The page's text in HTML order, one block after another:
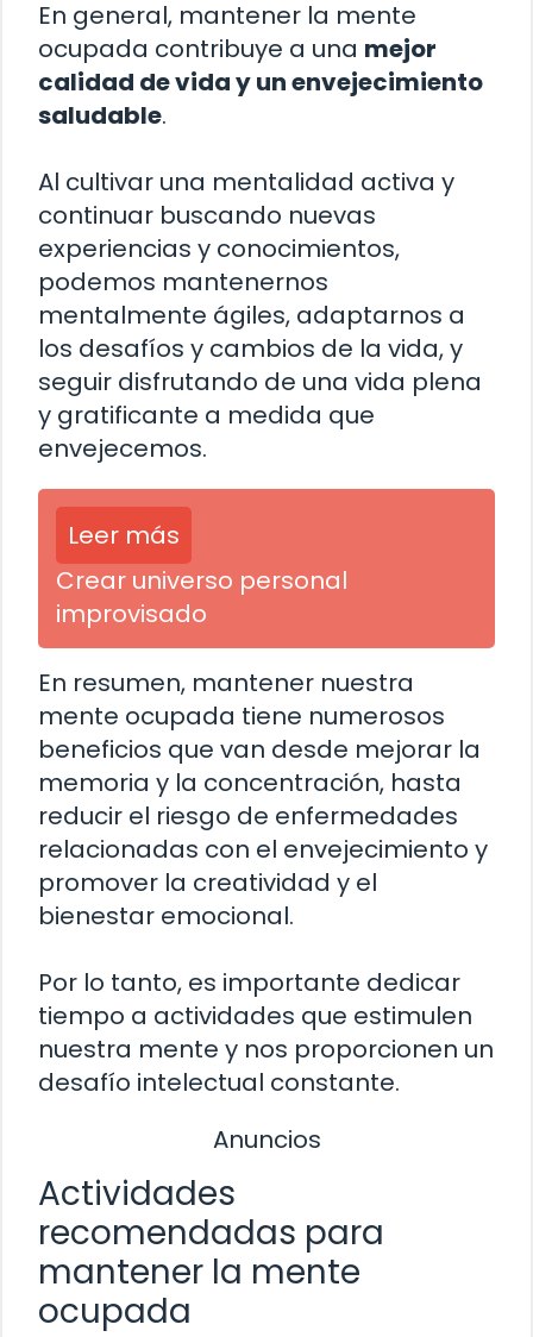
En general, mantener la mente
ocupada contribuye a una mejor
calidad de vida y un envejecimiento
saludable.
Al cultivar una mentalidad activa y
continuar buscando nuevas
experiencias y conocimientos,
podemos mantenernos
mentalmente ágiles, adaptarnos a
los desafíos y cambios de la vida, y
seguir disfrutando de una vida plena
y gratificante a medida que
envejecemos.
Leer más
Crear universo personal
improvisado
En resumen, mantener nuestra
mente ocupada tiene numerosos
beneficios que van desde mejorar la
memoria y la concentración, hasta
reducir el riesgo de enfermedades
relacionadas con el envejecimiento y
promover la creatividad y el
bienestar emocional.
Por lo tanto, es importante dedicar
tiempo a actividades que estimulen
nuestra mente y nos proporcionen un
desafío intelectual constante.
Anuncios
Actividades
recomendadas para
mantener la mente
ocupada